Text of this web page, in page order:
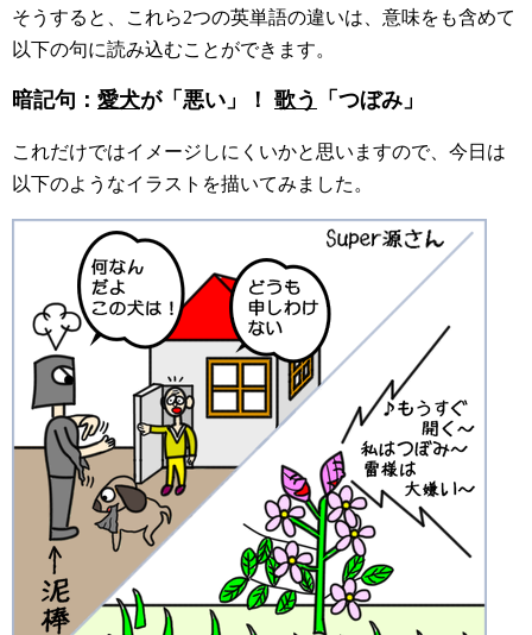
そうすると、これら2つの英単語の違いは、意味をも含めて
以下の句に読み込むことができます。
暗記句： 愛犬が「悪い」！ 歌う 「つぼみ」
これだけではイメージしにくいかと思いますので、今日は
以下のようなイラストを描いてみました。